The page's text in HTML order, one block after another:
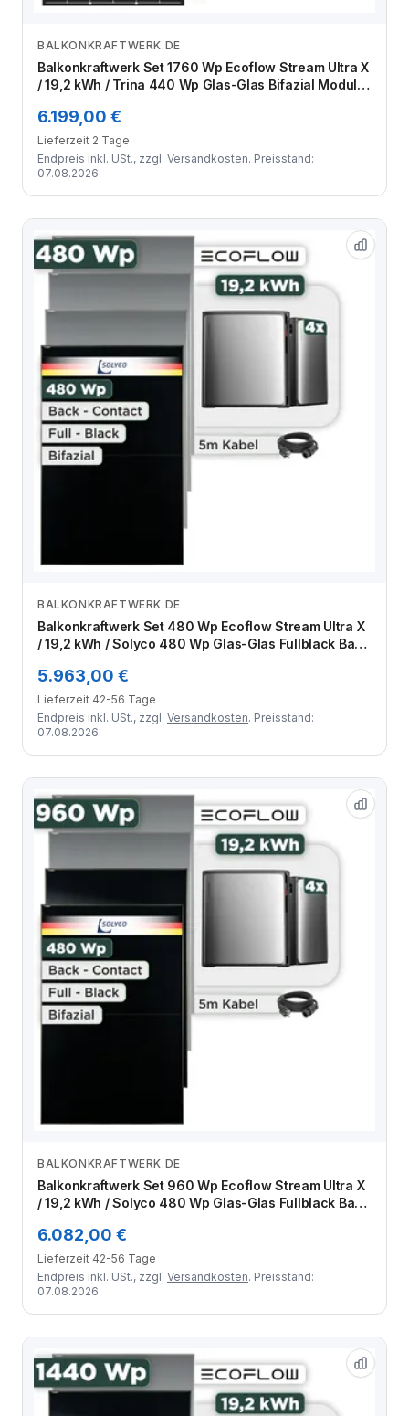
Zum Angebot
BALKONKRAFTWERK.DE
Balkonkraftwerk Set 1760 Wp Ecoflow Stream Ultra X
/ 19,2 kWh / Trina 440 Wp Glas-Glas Bifazial Modul /
6.199,00 €
Lieferzeit 2 Tage
Endpreis inkl. USt., zzgl. Versandkosten. Preisstand:
07.08.2026.
Zum Angebot
BALKONKRAFTWERK.DE
Balkonkraftwerk Set 480 Wp Ecoflow Stream Ultra X
/ 19,2 kWh / Solyco 480 Wp Glas-Glas Fullblack Back
5.963,00 €
Lieferzeit 42-56 Tage
Endpreis inkl. USt., zzgl. Versandkosten. Preisstand:
07.08.2026.
Zum Angebot
BALKONKRAFTWERK.DE
Balkonkraftwerk Set 960 Wp Ecoflow Stream Ultra X
/ 19,2 kWh / Solyco 480 Wp Glas-Glas Fullblack Back
6.082,00 €
Lieferzeit 42-56 Tage
Endpreis inkl. USt., zzgl. Versandkosten. Preisstand:
07.08.2026.